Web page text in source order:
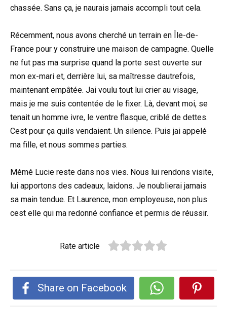
chassée. Sans ça, je naurais jamais accompli tout cela.
Récemment, nous avons cherché un terrain en Île-de-
France pour y construire une maison de campagne. Quelle
ne fut pas ma surprise quand la porte sest ouverte sur
mon ex-mari et, derrière lui, sa maîtresse dautrefois,
maintenant empâtée. Jai voulu tout lui crier au visage,
mais je me suis contentée de le fixer. Là, devant moi, se
tenait un homme ivre, le ventre flasque, criblé de dettes.
Cest pour ça quils vendaient. Un silence. Puis jai appelé
ma fille, et nous sommes parties.
Mémé Lucie reste dans nos vies. Nous lui rendons visite,
lui apportons des cadeaux, laidons. Je noublierai jamais
sa main tendue. Et Laurence, mon employeuse, non plus
cest elle qui ma redonné confiance et permis de réussir.
Rate article
Share on Facebook